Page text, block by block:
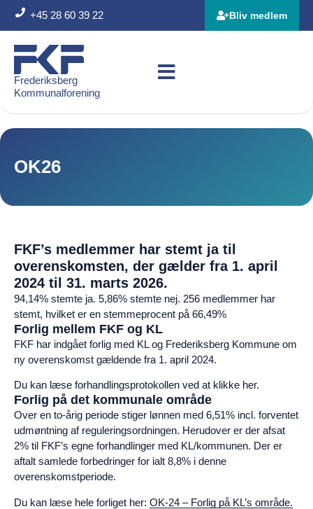
+45 28 60 39 22 Bliv medlem
Frederiksberg
Kommunalforening
OK26
FKF’s medlemmer har stemt ja til
overenskomsten, der gælder fra 1. april
2024 til 31. marts 2026.
94,14% stemte ja. 5,86% stemte nej. 256 medlemmer har
stemt, hvilket er en stemmeprocent på 66,49%
Forlig mellem FKF og KL
FKF har indgået forlig med KL og Frederiksberg Kommune om
ny overenskomst gældende fra 1. april 2024.
Du kan læse forhandlingsprotokollen ved at klikke her.
Forlig på det kommunale område
Over en to-årig periode stiger lønnen med 6,51% incl. forventet
udmøntning af reguleringsordningen. Herudover er der afsat
2% til FKF’s egne forhandlinger med KL/kommunen. Der er
aftalt samlede forbedringer for ialt 8,8% i denne
overenskomstperiode.
Du kan læse hele forliget her: OK-24 – Forlig på KL’s område.